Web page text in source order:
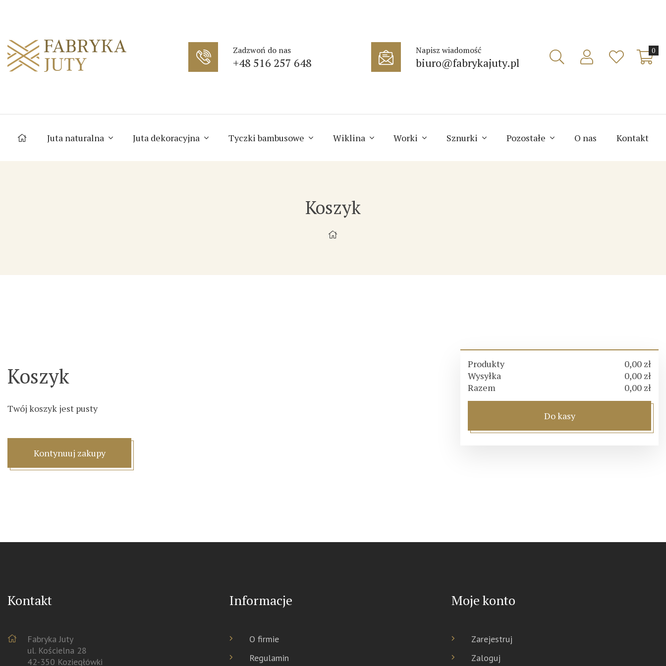
Zadzwoń do nas
+48 516 257 648
Napisz wiadomość
biuro@fabrykajuty.pl
0
 Juta naturalna Juta dekoracyjna Tyczki bambusowe Wiklina Worki Sznurki Pozostałe O nas Kontakt
Koszyk
Koszyk
Twój koszyk jest pusty
Kontynuuj zakupy
Produkty
0,00 zł
Wysyłka
0,00 zł
Razem
0,00 zł
Do kasy
Kontakt
Fabryka Juty
ul. Kościelna 28
42-350 Koziegłówki
Informacje
O firmie
Regulamin
Moje konto
Zarejestruj
Zaloguj